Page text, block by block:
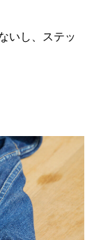
いし、ステッ